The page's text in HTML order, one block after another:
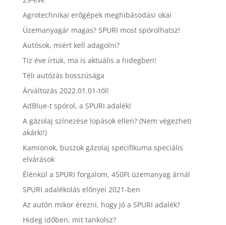
Agrotechnikai erőgépek meghibásodási okai
Üzemanyagár magas? SPURI most spórolhatsz!
Autósok, miért kell adagolni?
Tíz éve írtuk, ma is aktuális a hidegben!
Téli autózás bosszúsága
Árváltozás 2022.01.01-től!
AdBlue-t spórol, a SPURI adalék!
A gázolaj színezése lopások ellen? (Nem végezheti
akárki!)
Kamionok, buszok gázolaj specifikuma speciális
elvárások
Élénkül a SPURI forgalom, 450Ft üzemanyag árnál
SPURI adalékolás előnyei 2021-ben
Az autón mikor érezni, hogy jó a SPURI adalék?
Hideg időben, mit tankolsz?